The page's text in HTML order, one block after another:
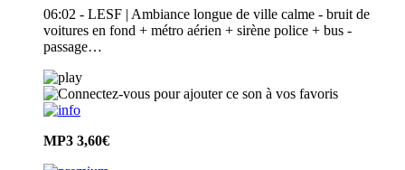
06:02 - LESF | Ambiance longue de ville calme - bruit de
voitures en fond + métro aérien + sirène police + bus -
passage…
MP3 3,60€